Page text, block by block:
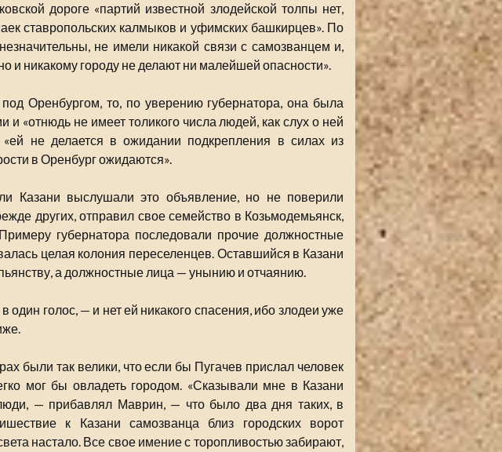
дороге «партий известной злодейской толпы нет,
ставропольских калмыков и уфимских башкирцев». По
не имели никакой связи с самозванцем и,
и никакому городу не делают ни малейшей опасности».
Оренбургом, то, по уверению губернатора, она была
и «отнюдь не имеет толикого числа людей, как слух о ней
не делается в ожидании подкрепления в силах из
в Оренбург ожидаются».
Казани выслушали это объявление, но не поверили
других, отправил свое семейство в Козьмодемьянск,
губернатора последовали прочие должностные
целая колония переселенцев. Оставшийся в Казани
а должностные лица — унынию и отчаянию.
один голос, — и нет ей никакого спасения, ибо злодеи уже
были так велики, что если бы Пугачев прислал человек
мог бы овладеть городом. «Сказывали мне в Казани
— прибавлял Маврин, — что было два дня таких, в
к Казани самозванца близ городских ворот
настало. Все свое имение с торопливостью забирают,